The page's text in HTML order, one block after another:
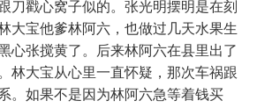
戳心窝子似的。张光明摆明是在刻
大宝他爹林阿六，也做过几天水果生
心张搅黄了。后来林阿六在县里出了
林大宝从心里一直怀疑，那次车祸跟
。如果不是因为林阿六急等着钱买